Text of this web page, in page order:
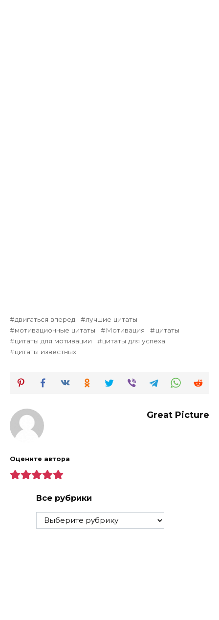
двигаться вперед
лучшие цитаты
мотивационные цитаты
Мотивация
цитаты
цитаты для мотивации
цитаты для успеха
цитаты известных
Great Picture
Оцените автора
Все рубрики
Все
рубрики